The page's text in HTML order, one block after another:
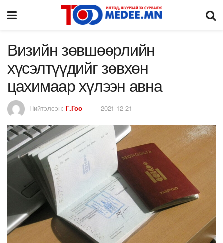
Визийн зөвшөөрлийн
хүсэлтүүдийг зөвхөн
цахимаар хүлээн авна
Нийтэлсэн: Г.Гоо 2021-12-21